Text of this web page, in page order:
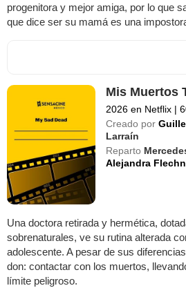
progenitora y mejor amiga, por lo que
que dice ser su mamá es una
Mis Muertos
2026 en Netflix |
Creado por
Larraín
Reparto
Alejandra
Una doctora retirada y hermética,
sobrenaturales, ve su rutina alterada
adolescente. A pesar de sus
don: contactar con los muertos,
límite peligroso.